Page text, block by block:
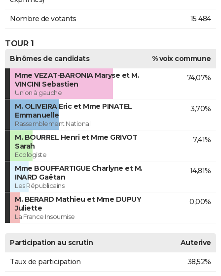
Nombre de votants 15 484
TOUR 1
Binômes de candidats
% voix commune
Mme VEZAT-BARONIA Maryse et M.
VINCINI Sebastien
Union à gauche
74,07%
M. OLIVEIRA Eric et Mme PINATEL
Emmanuelle
Rassemblement National
3,70%
M. BOURREL Henri et Mme GRIVOT
Sarah
Ecologiste
7,41%
Mme BOUFFARTIGUE Charlyne et M.
INARD Gaëtan
Les Républicains
14,81%
M. BERARD Mathieu et Mme DUPUY
Juliette
La France Insoumise
0,00%
Participation au scrutin Auterive
Taux de participation 38,52%